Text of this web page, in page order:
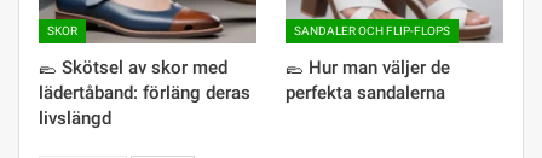
SKOR
🥿 Skötsel av skor med
lädertåband: förläng deras
livslängd
SANDALER OCH FLIP-FLOPS
🥿 Hur man väljer de
perfekta sandalerna